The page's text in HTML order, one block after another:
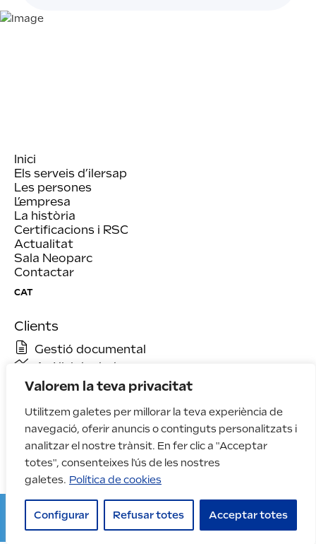
Valorem la teva privacitat
Utilitzem galetes per millorar la teva experiència de
navegació, oferir anuncis o continguts personalitzats i
analitzar el nostre trànsit. En fer clic a "Acceptar
totes", consenteixes l'ús de les nostres
galetes. Política de cookies
Configurar Refusar totes Acceptar totes
Inici
Els serveis d’ilersap
Les persones
L’empresa
La història
Certificacions i RSC
Actualitat
Sala Neoparc
Contactar
CAT
Clients
Gestió documental
Anàlisi de dades
Avís legal
Política de privacitat
Tractament de queixes